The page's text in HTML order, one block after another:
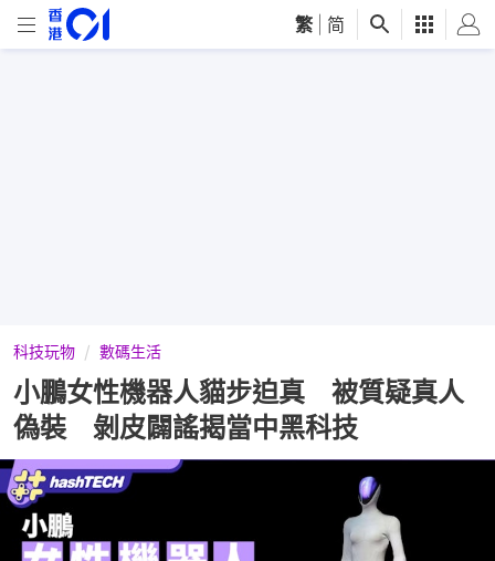
繁 简
科技玩物 數碼生活
小鵬女性機器人貓步迫真 被質疑真人
偽裝 剝皮闢謠揭當中黑科技